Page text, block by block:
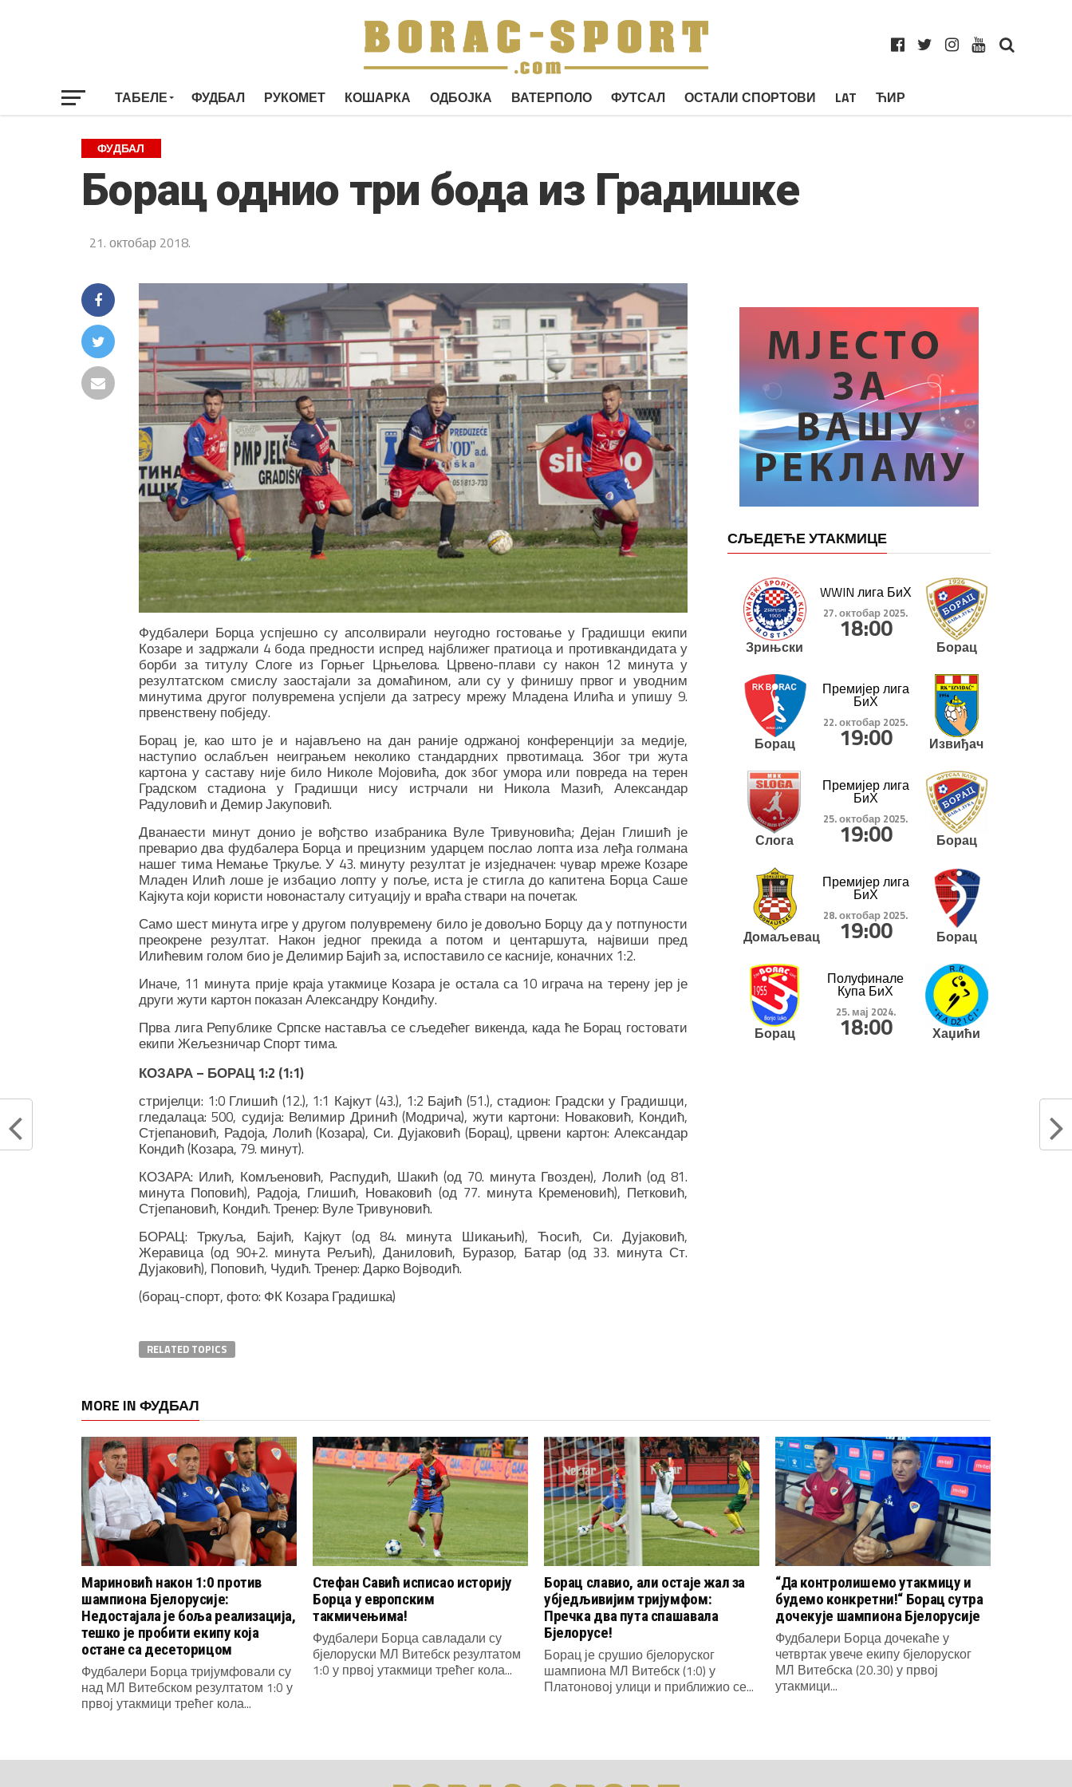
ТАБЕЛЕ ФУДБАЛ РУКОМЕТ КОШАРКА ОДБОЈКА ВАТЕРПОЛО ФУТСАЛ ОСТАЛИ СПОРТОВИ LAT ЋИР
ФУДБАЛ
Борац однио три бода из Градишке
21. октобар 2018.
Фудбалери Борца успјешно су апсолвирали неугодно гостовање у Градишци екипи
Козаре и задржали 4 бода предности испред најближег пратиоца и противкандидата у
борби за титулу Слоге из Горњег Црњелова. Црвено-плави су након 12 минута у
резултатском смислу заостајали за домаћином, али су у финишу првог и уводним
минутима другог полувремена успјели да затресу мрежу Младена Илића и упишу 9.
првенствену побједу.
Борац је, као што је и најављено на дан раније одржаној конференцији за медије,
наступио ослабљен неиграњем неколико стандардних првотимаца. Због три жута
картона у саставу није било Николе Мојовића, док због умора или повреда на терен
Градском стадиона у Градишци нису истрчали ни Никола Мазић, Александар
Радуловић и Демир Јакуповић.
Дванаести минут донио је вођство изабраника Вуле Тривуновића; Дејан Глишић је
преварио два фудбалера Борца и прецизним ударцем послао лопта иза леђа голмана
нашег тима Немање Тркуље. У 43. минуту резултат је изједначен: чувар мреже Козаре
Младен Илић лоше је избацио лопту у поље, иста је стигла до капитена Борца Саше
Кајкута који користи новонасталу ситуацију и враћа ствари на почетак.
Само шест минута игре у другом полувремену било је довољно Борцу да у потпуности
преокрене резултат. Након једног прекида а потом и центаршута, највиши пред
Илићевим голом био је Делимир Бајић за, испоставило се касније, коначних 1:2.
Иначе, 11 минута прије краја утакмице Козара је остала са 10 играча на терену јер је
други жути картон показан Александру Кондићу.
Прва лига Републике Српске наставља се сљедећег викенда, када ће Борац гостовати
екипи Жељезничар Спорт тима.
КОЗАРА – БОРАЦ 1:2 (1:1)
стријелци: 1:0 Глишић (12.), 1:1 Кајкут (43.), 1:2 Бајић (51.), стадион: Градски у Градишци,
гледалаца: 500, судија: Велимир Дринић (Модрича), жути картони: Новаковић, Кондић,
Стјепановић, Радоја, Лолић (Козара), Си. Дујаковић (Борац), црвени картон: Александар
Кондић (Козара, 79. минут).
КОЗАРА: Илић, Комљеновић, Распудић, Шакић (од 70. минута Гвозден), Лолић (од 81.
минута Поповић), Радоја, Глишић, Новаковић (од 77. минута Кременовић), Петковић,
Стјепановић, Кондић. Тренер: Вуле Тривуновић.
БОРАЦ: Тркуља, Бајић, Кајкут (од 84. минута Шикањић), Ћосић, Си. Дујаковић,
Жеравица (од 90+2. минута Рељић), Даниловић, Буразор, Батар (од 33. минута Ст.
Дујаковић), Поповић, Чудић. Тренер: Дарко Војводић.
(борац-спорт, фото: ФК Козара Градишка)
RELATED TOPICS
СЉЕДЕЋЕ УТАКМИЦЕ
Зрињски
WWIN лига БиХ
27. октобар 2025.
18:00
Борац
Борац
Премијер лига
БиХ
22. октобар 2025.
19:00 Извиђач
Слога
Премијер лига
БиХ
25. октобар 2025.
19:00 Борац
Домаљевац
Премијер лига
БиХ
28. октобар 2025.
19:00 Борац
Борац
Полуфинале
Купа БиХ
25. мај 2024.
18:00 Хаџићи
MORE IN ФУДБАЛ
Мариновић након 1:0 против
шампиона Бјелорусије:
Недостајала је боља реализација,
тешко је пробити екипу која
остане са десеторицом
Фудбалери Борца тријумфовали су
над МЛ Витебском резултатом 1:0 у
првој утакмици трећег кола...
Стефан Савић исписао историју
Борца у европским
такмичењима!
Фудбалери Борца савладали су
бјелоруски МЛ Витебск резултатом
1:0 у првој утакмици трећег кола...
Борац славио, али остаје жал за
убједљивијим тријумфом:
Пречка два пута спашавала
Бјелорусе!
Борац је срушио бјелоруског
шампиона МЛ Витебск (1:0) у
Платоновој улици и приближио се...
“Да контролишемо утакмицу и
будемо конкретни!“ Борац сутра
дочекује шампиона Бјелорусије
Фудбалери Борца дочекаће у
четвртак увече екипу бјелоруског
МЛ Витебска (20.30) у првој
утакмици...